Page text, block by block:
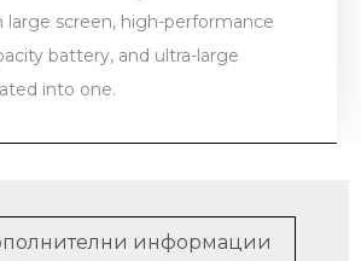
large screen, high-performance
battery, and ultra-large
into one.
информации